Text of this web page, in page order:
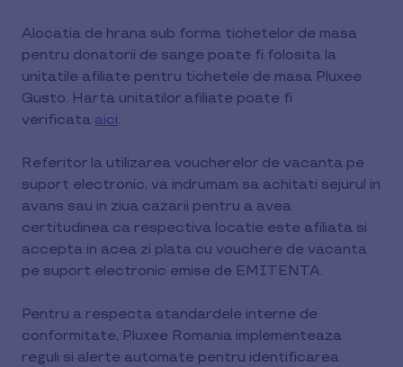
Alocatia de hrana sub forma tichetelor de masa
pentru donatorii de sange poate fi folosita la
unitatile afiliate pentru tichetele de masa Pluxee
Gusto. Harta unitatilor afiliate poate fi
verificata aici.
Referitor la utilizarea voucherelor de vacanta pe
suport electronic, va indrumam sa achitati sejurul in
avans sau in ziua cazarii pentru a avea
certitudinea ca respectiva locatie este afiliata si
accepta in acea zi plata cu vouchere de vacanta
pe suport electronic emise de EMITENTA.
Pentru a respecta standardele interne de
conformitate, Pluxee Romania implementeaza
reguli si alerte automate pentru identificarea